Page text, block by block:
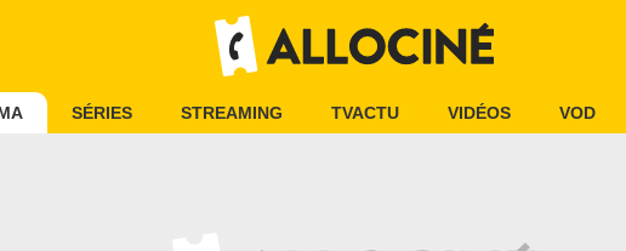
SÉRIES STREAMING TVACTU VIDÉOS VOD